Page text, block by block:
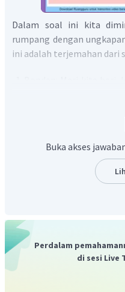
Dalam soal ini kita
rumpang dengan
ini adalah terjemahan dari
Sinta: Matikan
tergila-gila dengan
mengerti. Bondan: (3) ___
tolong. Ungkapannya
light?"
Arti dari
mematikan lampunya?"
dengan ungkapan
Buka akses
Perdalam
di sesi Live